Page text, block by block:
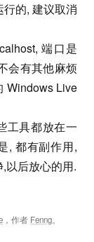
的, 建议取消
端口是
会有其他麻烦
Windows Live
工具都放在一
, 都有副作用,
以后放心的用.
，作者 Fenng。